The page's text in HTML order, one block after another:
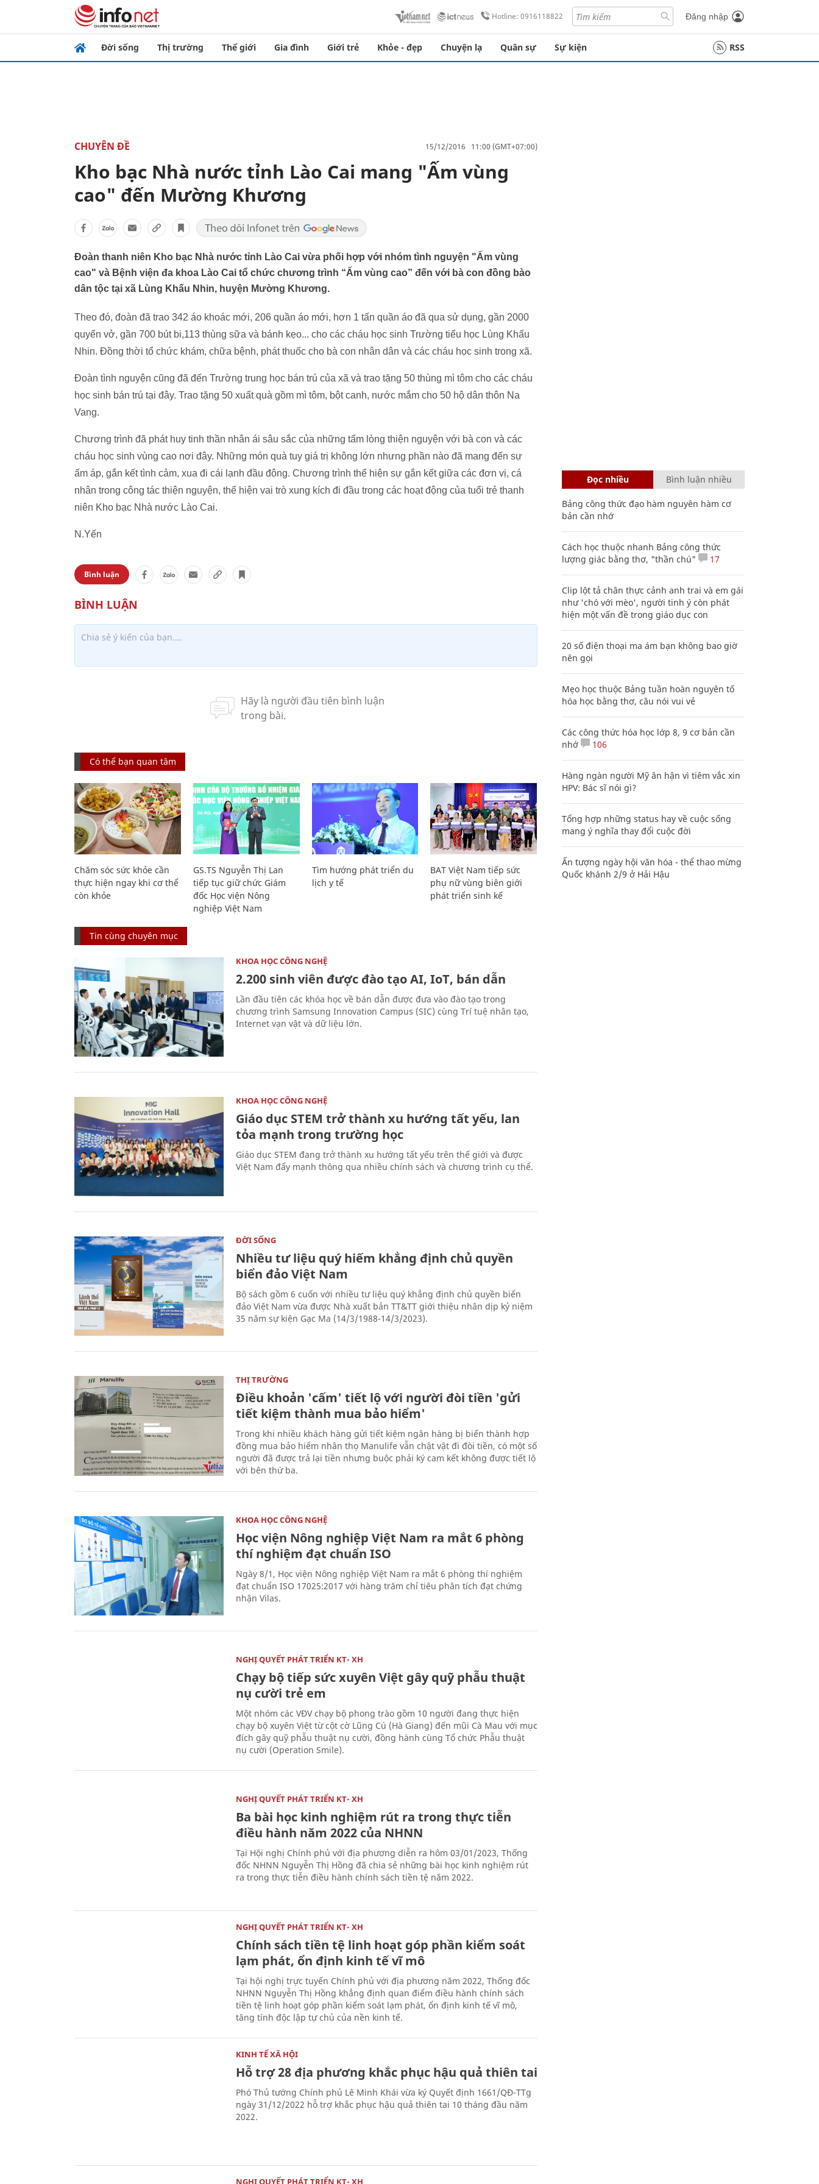
Hotline: 0916118822 Đăng nhập
Đời sống Thị trường Thế giới Gia đình Giới trẻ Khỏe - đẹp Chuyện lạ Quân sự Sự kiện RSS
CHUYÊN ĐỀ 15/12/2016 11:00 (GMT+07:00)
Kho bạc Nhà nước tỉnh Lào Cai mang "Ấm vùng
cao" đến Mường Khương
Đoàn thanh niên Kho bạc Nhà nước tỉnh Lào Cai vừa phối hợp với nhóm tình nguyện "Ấm vùng
cao" và Bệnh viện đa khoa Lào Cai tổ chức chương trình “Ấm vùng cao” đến với bà con đồng bào
dân tộc tại xã Lùng Khấu Nhin, huyện Mường Khương.
Theo đó, đoàn đã trao 342 áo khoác mới, 206 quần áo mới, hơn 1 tấn quần áo đã qua sử dụng, gần 2000
quyển vở, gần 700 bút bi,113 thùng sữa và bánh kẹo... cho các cháu học sinh Trường tiểu học Lùng Khấu
Nhin. Đồng thời tổ chức khám, chữa bệnh, phát thuốc cho bà con nhân dân và các cháu học sinh trong xã.
Đoàn tình nguyện cũng đã đến Trường trung học bán trú của xã và trao tặng 50 thùng mì tôm cho các cháu
học sinh bán trú tại đây. Trao tặng 50 xuất quà gồm mì tôm, bột canh, nước mắm cho 50 hộ dân thôn Na
Vang.
Chương trình đã phát huy tinh thần nhân ái sâu sắc của những tấm lòng thiện nguyện với bà con và các
cháu học sinh vùng cao nơi đây. Những món quà tuy giá trị không lớn nhưng phần nào đã mang đến sự
ấm áp, gắn kết tình cảm, xua đi cái lạnh đầu đông. Chương trình thể hiện sự gắn kết giữa các đơn vị, cá
nhân trong công tác thiện nguyện, thể hiện vai trò xung kích đi đầu trong các hoạt động của tuổi trẻ thanh
niên Kho bạc Nhà nước Lào Cai.
N.Yến
Bình luận
Có thể bạn quan tâm
Chăm sóc sức khỏe cần
thực hiện ngay khi cơ thể
còn khỏe
GS.TS Nguyễn Thị Lan
tiếp tục giữ chức Giám
đốc Học viện Nông
nghiệp Việt Nam
Tìm hướng phát triển du
lịch y tế
BAT Việt Nam tiếp sức
phụ nữ vùng biên giới
phát triển sinh kế
Tin cùng chuyên mục
KHOA HỌC CÔNG NGHỆ
2.200 sinh viên được đào tạo AI, IoT, bán dẫn
Lần đầu tiên các khóa học về bán dẫn được đưa vào đào tạo trong
chương trình Samsung Innovation Campus (SIC) cùng Trí tuệ nhân tạo,
Internet vạn vật và dữ liệu lớn.
KHOA HỌC CÔNG NGHỆ
Giáo dục STEM trở thành xu hướng tất yếu, lan
tỏa mạnh trong trường học
Giáo dục STEM đang trở thành xu hướng tất yếu trên thế giới và được
Việt Nam đẩy mạnh thông qua nhiều chính sách và chương trình cụ thể.
ĐỜI SỐNG
Nhiều tư liệu quý hiếm khẳng định chủ quyền
biển đảo Việt Nam
Bộ sách gồm 6 cuốn với nhiều tư liệu quý khẳng định chủ quyền biển
đảo Việt Nam vừa được Nhà xuất bản TT&TT giới thiệu nhân dịp kỷ niệm
35 năm sự kiện Gạc Ma (14/3/1988-14/3/2023).
THỊ TRƯỜNG
Điều khoản 'cấm' tiết lộ với người đòi tiền 'gửi
tiết kiệm thành mua bảo hiểm'
Trong khi nhiều khách hàng gửi tiết kiệm ngân hàng bị biến thành hợp
đồng mua bảo hiểm nhân thọ Manulife vẫn chật vật đi đòi tiền, có một số
người đã được trả lại tiền nhưng buộc phải ký cam kết không được tiết lộ
với bên thứ ba.
KHOA HỌC CÔNG NGHỆ
Học viện Nông nghiệp Việt Nam ra mắt 6 phòng
thí nghiệm đạt chuẩn ISO
Ngày 8/1, Học viện Nông nghiệp Việt Nam ra mắt 6 phòng thí nghiệm
đạt chuẩn ISO 17025:2017 với hàng trăm chỉ tiêu phân tích đạt chứng
nhận Vilas.
NGHỊ QUYẾT PHÁT TRIỂN KT- XH
Chạy bộ tiếp sức xuyên Việt gây quỹ phẫu thuật
nụ cười trẻ em
Một nhóm các VĐV chạy bộ phong trào gồm 10 người đang thực hiện
chạy bộ xuyên Việt từ cột cờ Lũng Cú (Hà Giang) đến mũi Cà Mau với mục
đích gây quỹ phẫu thuật nụ cười, đồng hành cùng Tổ chức Phẫu thuật
nụ cười (Operation Smile).
NGHỊ QUYẾT PHÁT TRIỂN KT- XH
Ba bài học kinh nghiệm rút ra trong thực tiễn
điều hành năm 2022 của NHNN
Tại Hội nghị Chính phủ với địa phương diễn ra hôm 03/01/2023, Thống
đốc NHNN Nguyễn Thị Hồng đã chia sẻ những bài học kinh nghiệm rút
ra trong thực tiễn điều hành chính sách tiền tệ năm 2022.
NGHỊ QUYẾT PHÁT TRIỂN KT- XH
Chính sách tiền tệ linh hoạt góp phần kiểm soát
lạm phát, ổn định kinh tế vĩ mô
Tại hội nghị trực tuyến Chính phủ với địa phương năm 2022, Thống đốc
NHNN Nguyễn Thị Hồng khẳng định quan điểm điều hành chính sách
tiền tệ linh hoạt góp phần kiểm soát lạm phát, ổn định kinh tế vĩ mô,
tăng tính độc lập tự chủ của nền kinh tế.
KINH TẾ XÃ HỘI
Hỗ trợ 28 địa phương khắc phục hậu quả thiên tai
Phó Thủ tướng Chính phủ Lê Minh Khái vừa ký Quyết định 1661/QĐ-TTg
ngày 31/12/2022 hỗ trợ khắc phục hậu quả thiên tai 10 tháng đầu năm
2022.
NGHỊ QUYẾT PHÁT TRIỂN KT- XH
Đọc nhiều Bình luận nhiều
Bảng công thức đạo hàm nguyên hàm cơ
bản cần nhớ
Cách học thuộc nhanh Bảng công thức
lượng giác bằng thơ, "thần chú"
17
Clip lột tả chân thực cảnh anh trai và em gái
như 'chó với mèo', người tinh ý còn phát
hiện một vấn đề trong giáo dục con
20 số điện thoại ma ám bạn không bao giờ
nên gọi
Mẹo học thuộc Bảng tuần hoàn nguyên tố
hóa học bằng thơ, câu nói vui vẻ
Các công thức hóa học lớp 8, 9 cơ bản cần
nhớ
106
Hàng ngàn người Mỹ ân hận vì tiêm vắc xin
HPV: Bác sĩ nói gì?
Tổng hợp những status hay về cuộc sống
mang ý nghĩa thay đổi cuộc đời
Ấn tượng ngày hội văn hóa - thể thao mừng
Quốc khánh 2/9 ở Hải Hậu